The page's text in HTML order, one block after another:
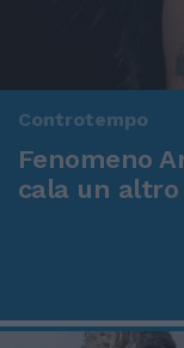
Controtempo
Fenomeno
cala un altro